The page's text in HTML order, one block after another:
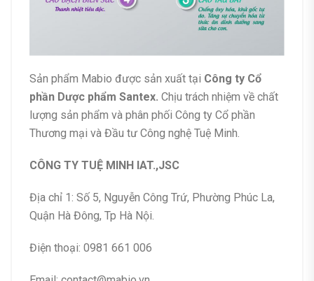
Sản phẩm Mabio được sản xuất tại Công ty Cổ
phần Dược phẩm Santex. Chịu trách nhiệm về chất
lượng sản phẩm và phân phối Công ty Cổ phần
Thương mại và Đầu tư Công nghệ Tuệ Minh.
CÔNG TY TUỆ MINH IAT.,JSC
Địa chỉ 1: Số 5, Nguyễn Công Trứ, Phường Phúc La,
Quận Hà Đông, Tp Hà Nội.
Điện thoại: 0981 661 006